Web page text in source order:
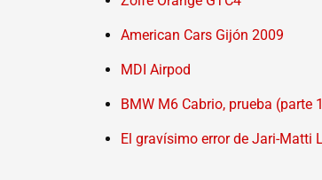
American Cars Gijón 2009
MDI Airpod
BMW M6 Cabrio, prueba (parte
El gravísimo error de Jari-Matti